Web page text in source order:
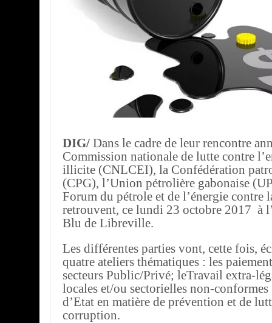
DIG/ Dans le cadre de leur rencontre
Commission nationale de lutte contre
illicite (CNLCEI), la Confédération
(CPG), l’Union pétrolière gabonaise
Forum du pétrole et de l’énergie contre
retrouvent, ce lundi 23 octobre 2017 à
Blu de Libreville.
Les différentes parties vont, cette fois,
quatre ateliers thématiques : les
secteurs Public/Privé; leTravail extra-
locales et/ou sectorielles non-
d’Etat en matière de prévention et de
corruption.